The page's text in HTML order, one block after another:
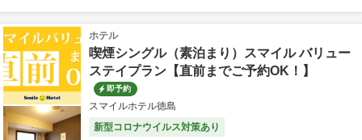
ホテル
喫煙シングル（素泊まり）スマイル バリュー
ステイプラン【直前までご予約OK！】
即予約
スマイルホテル徳島
新型コロナウイルス対策あり